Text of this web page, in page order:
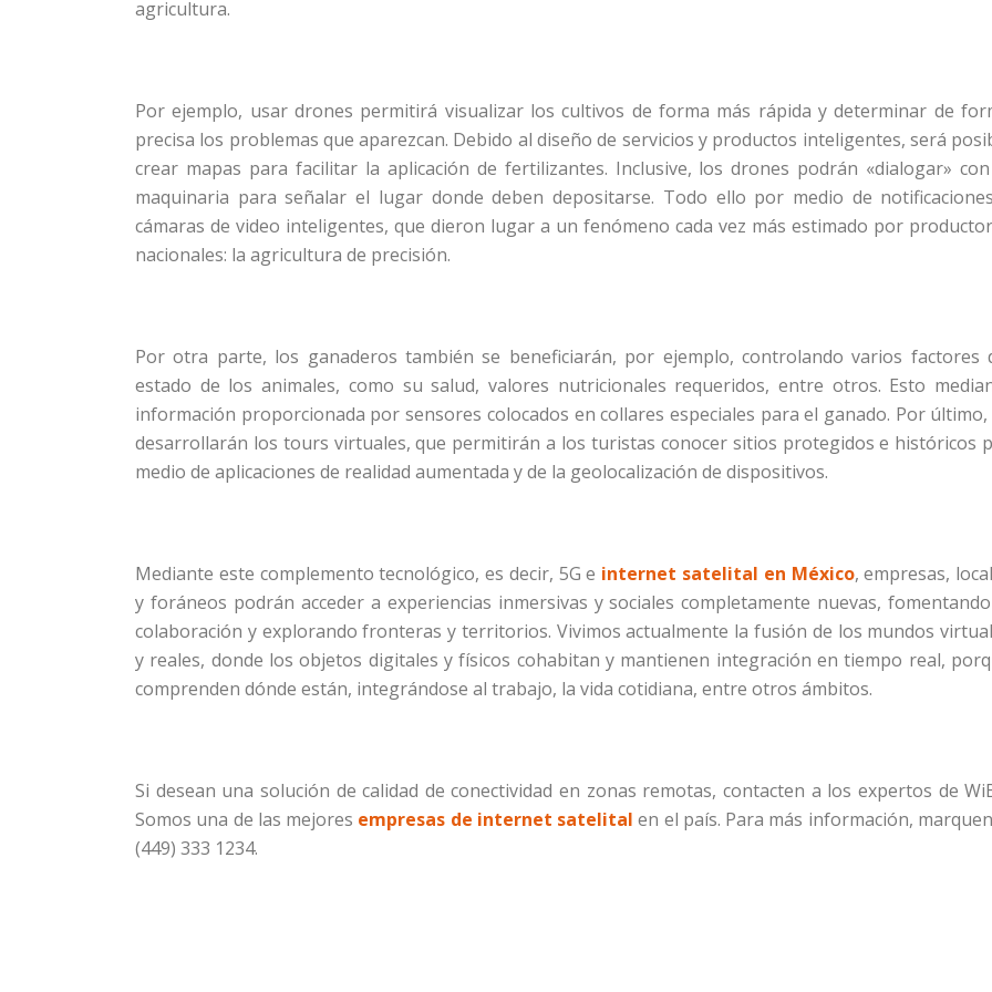
agricultura.
Por ejemplo, usar drones permitirá visualizar los cultivos de forma más rápida y determinar de
precisa los problemas que aparezcan. Debido al diseño de servicios y productos inteligentes, será
crear mapas para facilitar la aplicación de fertilizantes. Inclusive, los drones podrán «dialogar»
maquinaria para señalar el lugar donde deben depositarse. Todo ello por medio de
cámaras de video inteligentes, que dieron lugar a un fenómeno cada vez más estimado por
nacionales: la agricultura de precisión.
Por otra parte, los ganaderos también se beneficiarán, por ejemplo, controlando varios factores
estado de los animales, como su salud, valores nutricionales requeridos, entre otros. Esto
información proporcionada por sensores colocados en collares especiales para el ganado. Por último,
desarrollarán los tours virtuales, que permitirán a los turistas conocer sitios protegidos e históricos
medio de aplicaciones de realidad aumentada y de la geolocalización de dispositivos.
Mediante este complemento tecnológico, es decir, 5G e internet satelital en México, empresas,
y foráneos podrán acceder a experiencias inmersivas y sociales completamente nuevas,
colaboración y explorando fronteras y territorios. Vivimos actualmente la fusión de los mundos
y reales, donde los objetos digitales y físicos cohabitan y mantienen integración en tiempo real,
comprenden dónde están, integrándose al trabajo, la vida cotidiana, entre otros ámbitos.
Si desean una solución de calidad de conectividad en zonas remotas, contacten a los expertos de
Somos una de las mejores empresas de internet satelital en el país. Para más información,
(449) 333 1234.